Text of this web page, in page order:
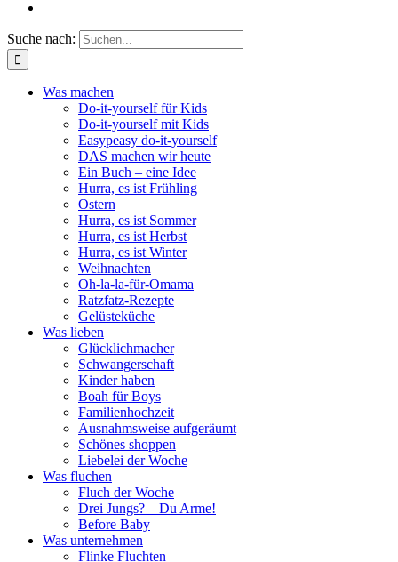
Suche nach:
Was machen
Do-it-yourself für Kids
Do-it-yourself mit Kids
Easypeasy do-it-yourself
DAS machen wir heute
Ein Buch – eine Idee
Hurra, es ist Frühling
Ostern
Hurra, es ist Sommer
Hurra, es ist Herbst
Hurra, es ist Winter
Weihnachten
Oh-la-la-für-Omama
Ratzfatz-Rezepte
Gelüsteküche
Was lieben
Glücklichmacher
Schwangerschaft
Kinder haben
Boah für Boys
Familienhochzeit
Ausnahmsweise aufgeräumt
Schönes shoppen
Liebelei der Woche
Was fluchen
Fluch der Woche
Drei Jungs? – Du Arme!
Before Baby
Was unternehmen
Flinke Fluchten